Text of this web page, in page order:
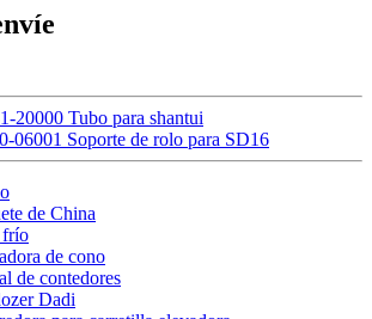
20000 Tubo para shantui
06001 Soporte de rolo para SD16
de China
frío
de cono
de contedores
Dadi